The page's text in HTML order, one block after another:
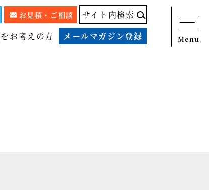
お見積・ご相談
サイト内検索
お考えの方 メールマガジン登録 Menu